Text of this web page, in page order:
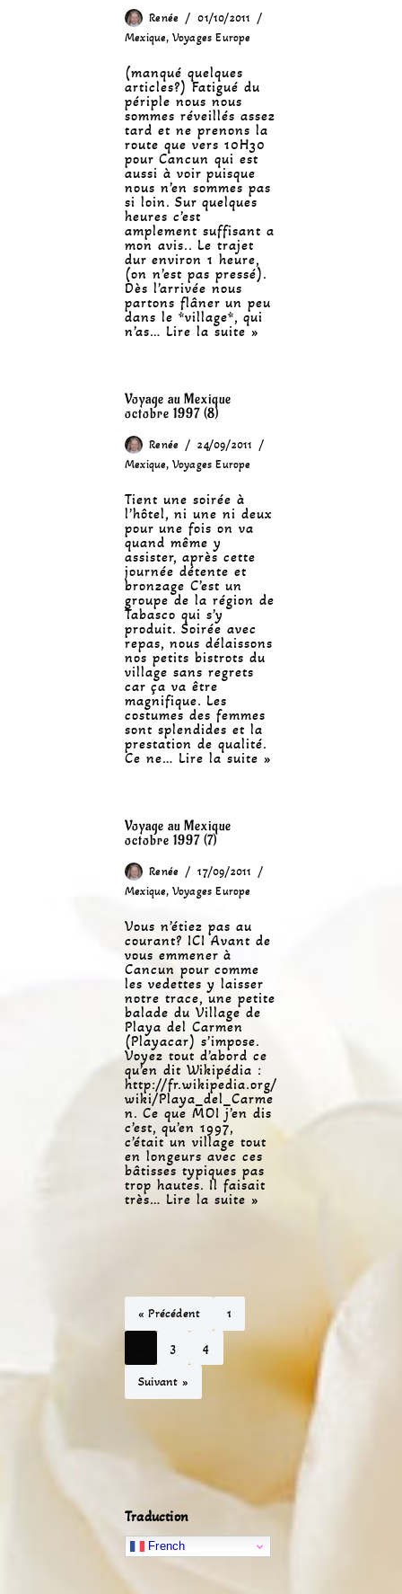
Renée
01/10/2011
Mexique, Voyages Europe
(manqué quelques
articles?) Fatigué du
périple nous nous
sommes réveillés assez
tard et ne prenons la
route que vers 10H30
pour Cancun qui est
aussi à voir puisque
nous n’en sommes pas
si loin. Sur quelques
heures c’est
amplement suffisant a
mon avis.. Le trajet
dur environ 1 heure,
(on n’est pas pressé).
Dès l’arrivée nous
partons flâner un peu
dans le *village*, qui
n’as… Lire la suite »
Voyage au Mexique
octobre 1997 (8)
Renée
24/09/2011
Mexique, Voyages Europe
Tient une soirée à
l’hôtel, ni une ni deux
pour une fois on va
quand même y
assister, après cette
journée détente et
bronzage C’est un
groupe de la région de
Tabasco qui s’y
produit. Soirée avec
repas, nous délaissons
nos petits bistrots du
village sans regrets
car ça va être
magnifique. Les
costumes des femmes
sont splendides et la
prestation de qualité.
Ce ne… Lire la suite »
Voyage au Mexique
octobre 1997 (7)
Renée
17/09/2011
Mexique, Voyages Europe
Vous n’étiez pas au
courant? ICI Avant de
vous emmener à
Cancun pour comme
les vedettes y laisser
notre trace, une petite
balade du Village de
Playa del Carmen
(Playacar) s’impose.
Voyez tout d’abord ce
qu’en dit Wikipédia :
http://fr.wikipedia.org/
wiki/Playa_del_Carme
n. Ce que MOI j’en dis
c’est, qu’en 1997,
c’était un village tout
en longeurs avec ces
bâtisses typiques pas
trop hautes. Il faisait
très… Lire la suite »
« Précédent 1
3 4
Suivant »
Traduction
French